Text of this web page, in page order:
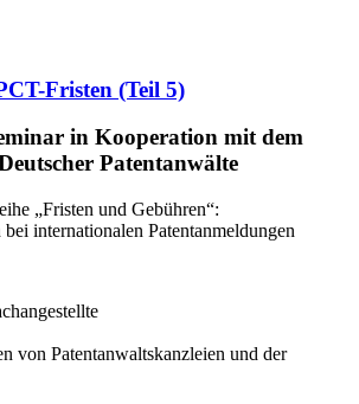
Fristen (Teil 5)
in Kooperation mit dem
Patentanwälte
„Fristen und Gebühren“:
internationalen Patentanmeldungen
von Patentanwaltskanzleien und der